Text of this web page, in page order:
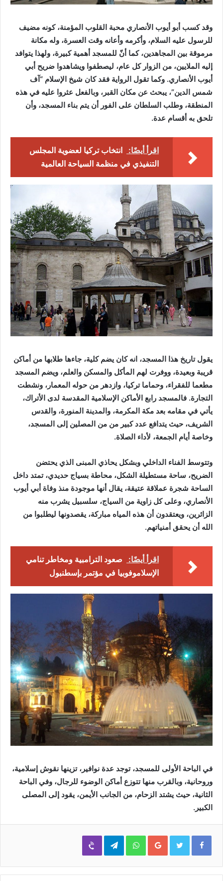
وقد كسب أبو أيوب الأنصاري محبة القلوب المؤمنة، كونه مضيف
للرسول عليه السلام، وأكرمه وأعانه وقت العسرة، وله مكانة
مرموقة بين المجاهدين، كما أنّ للمسجد أهمية كبيرة، ولهذا يتوافد
إليه الملايين، من الزوار كل عام، ليصطفوا ويشاهدوا ضريح أبي
أيوب الأنصاري. وكما تقول الرواية فقد كان شيخ الإسلام “آف
شمس الدين”، يبحث عن مكان القبر، وبالفعل عثروا عليه في هذه
المنطقة، وطلب السلطان على الفور أن يتم بناء المسجد، وأن
تلحق به أقسام عدة.
اقرأ أيضًا:
انتخاب تركيا لعضوية المجلس
التنفيذي في منظمة السياحة العالمية
يقول تاريخ هذا المسجد، انه كان يضم كلية، جاءها طلابها من أماكن
قريبة وبعيدة، ووفرت لهم المأكل والمسكن والعلم، ويضم المسجد
مطعما للفقراء، وحماما تركيا، وازدهر من حوله المعمار، ونشطت
التجارة. فالمسجد رابع الأماكن الإسلامية المقدسة لدى الأتراك،
يأتي في مقامه بعد مكة المكرمة، والمدينة المنورة، والقدس
الشريف، حيث يتدافع عدد كبير من من المصلين إلى المسجد،
وخاصة أيام الجمعة، لأداء الصلاة.
وتتوسط الفناء الداخلي وبشكل يحاذي المبنى الذي يحتضن
الضريح، ساحة مستطيلة الشكل، محاطة بسياج حديدي، تمتد داخل
الساحة شجرة عملاقة عتيقة، يقال أنها موجودة منذ وفاة أبي أيوب
الأنصاري، وعلى كل زاوية من السياج، سلسبيل يشرب منه
الزائرين، ويعتقدون أن هذه المياه مباركة، يقصدونها ليطلبوا من
الله أن يحقق أمنياتهم.
اقرأ أيضًا:
صعود الترامبية ومخاطر تنامي
الإسلاموفوبيا في مؤتمر بإسطنبول
في الباحة الأولى للمسجد، توجد عدة نوافير، تزينها نقوش إسلامية،
وروحانية، وبالقرب منها تتوزع أماكن الوضوء للرجال، وفي الباحة
الثانية، حيث يشتد الزحام، من الجانب الأيمن، يقود إلى المصلى
الكبير.
Google+
WhatsApp
Telegram
Viber